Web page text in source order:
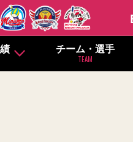
チーム・選手
TEAM